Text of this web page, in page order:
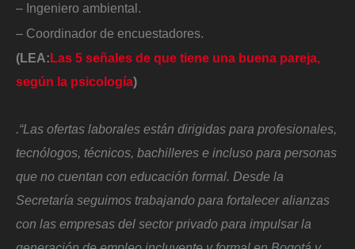
– Ingeniero ambiental.
– Coordinador de encuestadores.
(LEA: Las 5 señales de que tiene una buena pareja,
según la psicología)
.“Las ofertas laborales están dirigidas para profesionales,
tecnólogos, técnicos, bachilleres e incluso para personas
que no cuentan con educación formal. Desde la
Secretaría seguimos trabajando para fortalecer alianzas
con las empresas del sector privado para impulsar la